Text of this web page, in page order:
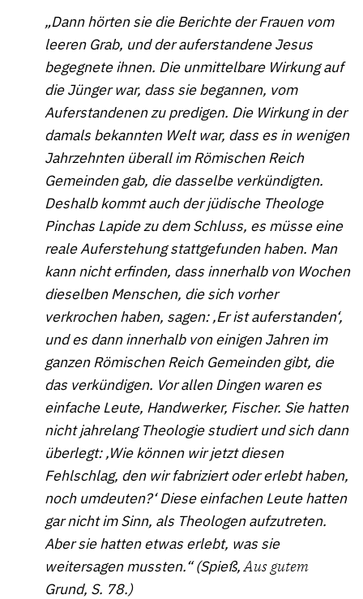
„Dann hörten sie die Berichte der Frauen vom
leeren Grab, und der auferstandene Jesus
begegnete ihnen. Die unmittelbare Wirkung auf
die Jünger war, dass sie begannen, vom
Auferstandenen zu predigen. Die Wirkung in der
damals bekannten Welt war, dass es in wenigen
Jahrzehnten überall im Römischen Reich
Gemeinden gab, die dasselbe verkündigten.
Deshalb kommt auch der jüdische Theologe
Pinchas Lapide zu dem Schluss, es müsse eine
reale Auferstehung stattgefunden haben. Man
kann nicht erfinden, dass innerhalb von Wochen
dieselben Menschen, die sich vorher
verkrochen haben, sagen: ‚Er ist auferstanden‘,
und es dann innerhalb von einigen Jahren im
ganzen Römischen Reich Gemeinden gibt, die
das verkündigen. Vor allen Dingen waren es
einfache Leute, Handwerker, Fischer. Sie hatten
nicht jahrelang Theologie studiert und sich dann
überlegt: ‚Wie können wir jetzt diesen
Fehlschlag, den wir fabriziert oder erlebt haben,
noch umdeuten?‘ Diese einfachen Leute hatten
gar nicht im Sinn, als Theologen aufzutreten.
Aber sie hatten etwas erlebt, was sie
weitersagen mussten.“ (Spieß, Aus gutem
Grund, S. 78.)